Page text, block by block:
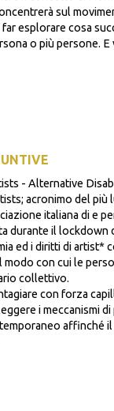
sul
esplorare cosa
o più persone.
- Alternative
acronimo del
italiana di e
durante il lockdown
ed i diritti di artist*
modo con cui le
collettivo.
con forza
i meccanismi
affinché il